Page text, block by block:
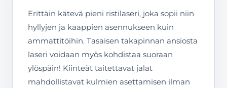
Erittäin kätevä pieni ristilaseri, joka sopii niin
hyllyjen ja kaappien asennukseen kuin
ammattitöihin. Tasaisen takapinnan ansiosta
laseri voidaan myös kohdistaa suoraan
ylöspäin! Kiinteät taitettavat jalat
mahdollistavat kulmien asettamisen ilman